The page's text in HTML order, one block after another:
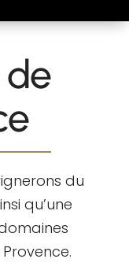
du
qu’une